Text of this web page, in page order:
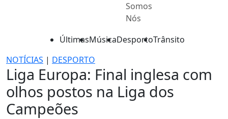
Somos
Nós
ÚltimasMúsicaDesportoTrânsito
NOTÍCIAS | DESPORTO
Liga Europa: Final inglesa com
olhos postos na Liga dos
Campeões